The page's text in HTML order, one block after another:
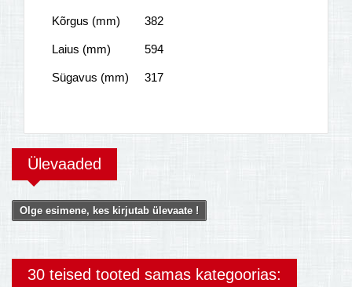
Kõrgus (mm) 382
Laius (mm) 594
Sügavus (mm) 317
Ülevaaded
Olge esimene, kes kirjutab ülevaate !
30 teised tooted samas kategoorias: